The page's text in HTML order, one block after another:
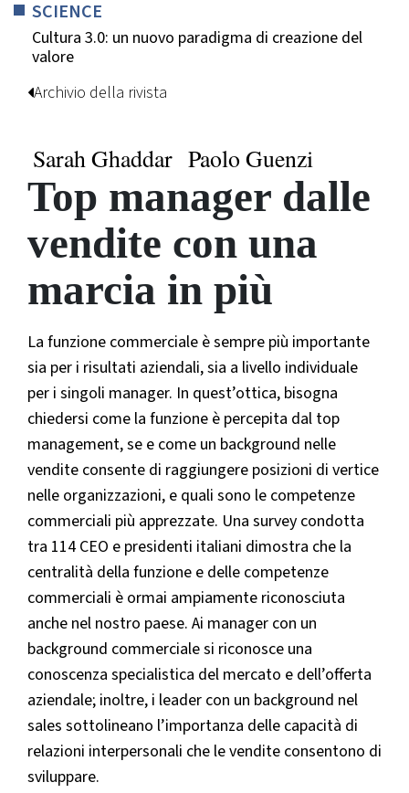
SCIENCE
Cultura 3.0: un nuovo paradigma di creazione del
valore
Archivio della rivista
Sarah Ghaddar Paolo Guenzi
Top manager dalle
vendite con una
marcia in più
La funzione commerciale è sempre più importante
sia per i risultati aziendali, sia a livello individuale
per i singoli manager. In quest’ottica, bisogna
chiedersi come la funzione è percepita dal top
management, se e come un background nelle
vendite consente di raggiungere posizioni di vertice
nelle organizzazioni, e quali sono le competenze
commerciali più apprezzate. Una survey condotta
tra 114 CEO e presidenti italiani dimostra che la
centralità della funzione e delle competenze
commerciali è ormai ampiamente riconosciuta
anche nel nostro paese. Ai manager con un
background commerciale si riconosce una
conoscenza specialistica del mercato e dell’offerta
aziendale; inoltre, i leader con un background nel
sales sottolineano l’importanza delle capacità di
relazioni interpersonali che le vendite consentono di
sviluppare.